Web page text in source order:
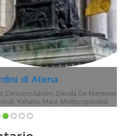
,Deuda De Mantenimiento,Hawái,
,Maui ,Multipropiedad